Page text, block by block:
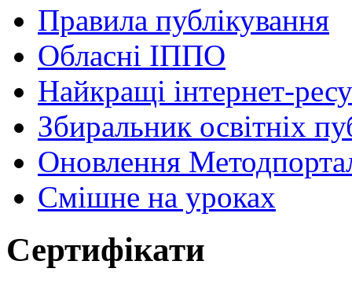
Правила публікування
Обласні ІППО
Найкращі інтернет-
Збиральник освітніх
Оновлення
Cмішне на уроках
Сертифікати